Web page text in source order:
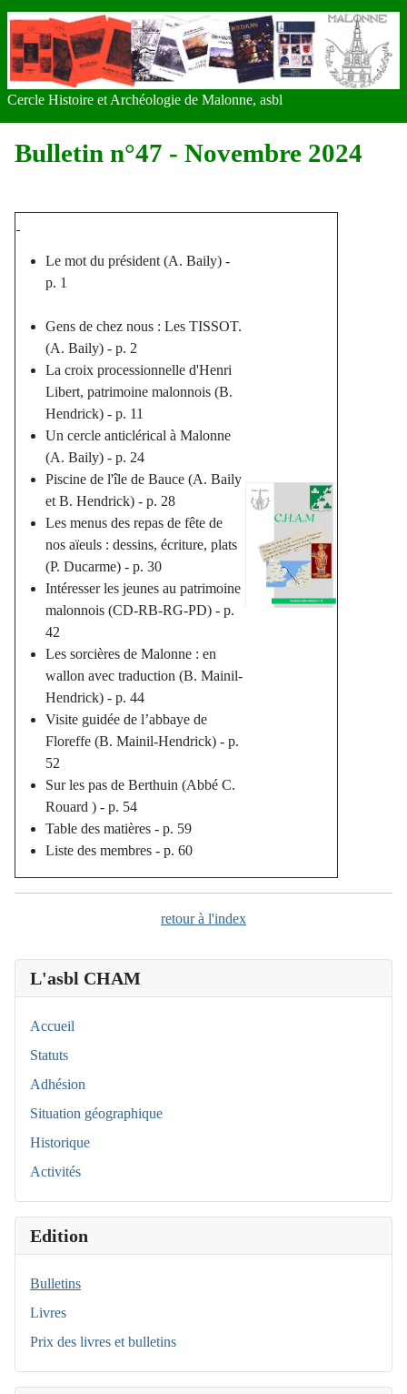
Cercle Histoire et Archéologie de Malonne, asbl
Bulletin n°47 - Novembre 2024
Le mot du président (A. Baily) -
p. 1
Gens de chez nous : Les TISSOT.
(A. Baily) - p. 2
La croix processionnelle d'Henri
Libert, patrimoine malonnois (B.
Hendrick) - p. 11
Un cercle anticlérical à Malonne
(A. Baily) - p. 24
Piscine de l'île de Bauce (A. Baily
et B. Hendrick) - p. 28
Les menus des repas de fête de
nos aïeuls : dessins, écriture, plats
(P. Ducarme) - p. 30
Intéresser les jeunes au patrimoine
malonnois (CD-RB-RG-PD) - p.
42
Les sorcières de Malonne : en
wallon avec traduction (B. Mainil-
Hendrick) - p. 44
Visite guidée de l’abbaye de
Floreffe (B. Mainil-Hendrick) - p.
52
Sur les pas de Berthuin (Abbé C.
Rouard ) - p. 54
Table des matières - p. 59
Liste des membres - p. 60
retour à l'index
L'asbl CHAM
Accueil
Statuts
Adhésion
Situation géographique
Historique
Activités
Edition
Bulletins
Livres
Prix des livres et bulletins